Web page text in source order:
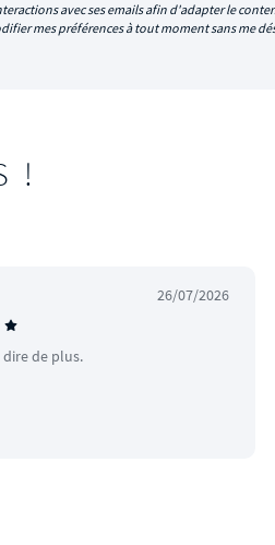
avec ses emails afin d'adapter le
mes préférences à tout moment sans me
!
26/07/2026
dire de plus.